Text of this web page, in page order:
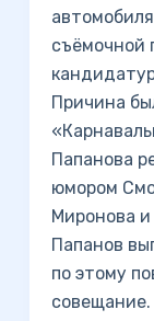
съёмочной
Причина
Папанова
юмором
Миронова и
Папанов
по этому
совещание.